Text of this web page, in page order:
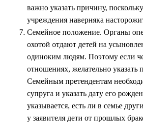
важно указать причину,
учреждения наверняка
Семейное положение. Органы
охотой отдают детей на
одиноким людям. Поэтому если
отношениях, желательно указать
Семейным претендентам
супруга и указать дату его
указывается, есть ли в семье
у заявителя дети от прошлых